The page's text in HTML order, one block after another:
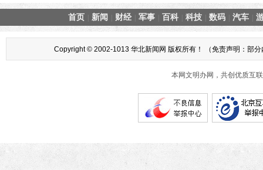
首页 新闻 财经 军事 百科 科技 数码 汽车
Copyright © 2002-1013 华北新闻网 版权所有！ （免责声明：部
本网文明办网，共创优质互